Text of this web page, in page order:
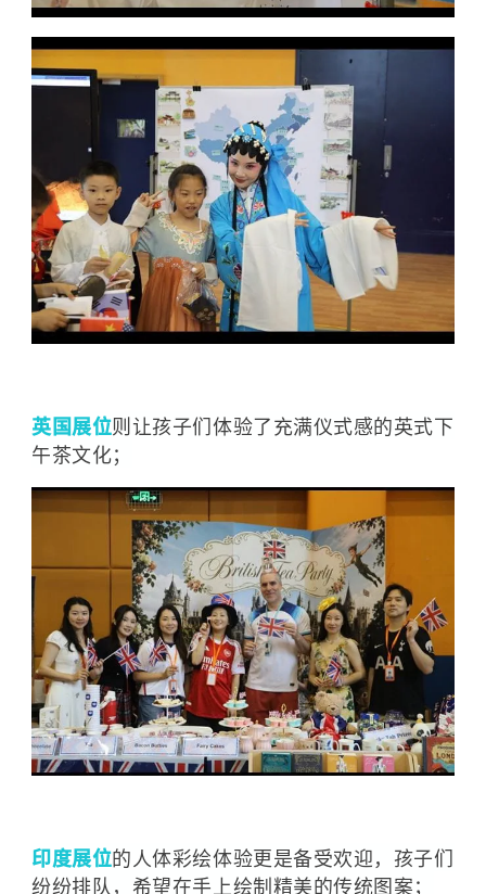
英国展位则让孩子们体验了充满仪式感的英式下
午茶文化；
印度展位的人体彩绘体验更是备受欢迎，孩子们
纷纷排队，希望在手上绘制精美的传统图案；